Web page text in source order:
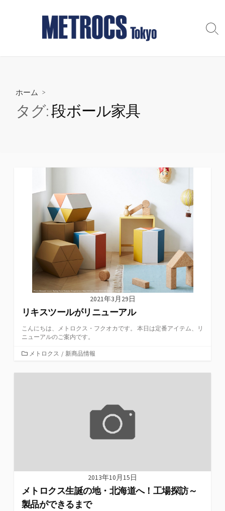
ツ
検
ホーム >
タグ:段ボール家具
2021年3月29日
リキスツールがリニューアル
こんにちは、メトロクス・フクオカです。 本日は定番アイテム、リ
ニューアルのご案内です。
カ
ゴ
メトロクス / 新商品情報
2013年10月15日
メトロクス生誕の地・北海道へ！工場探訪～
製品ができるまで